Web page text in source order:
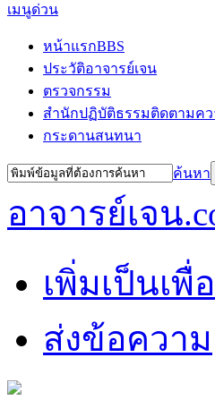
เมนูด่วน
หน้าแรกBBS
ประวัติอาจารย์เจน
ตรวจกรรม
สำนักปฏิบัติธรรมติดตามค
กระดานสนทนา
ค้นหา
อาจารย์เจน
เพิ่มเป็นเพื่
ส่งข้อความ